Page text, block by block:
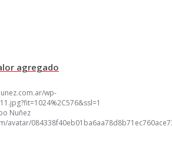
agregado
wp-
Nuñez
avatar/